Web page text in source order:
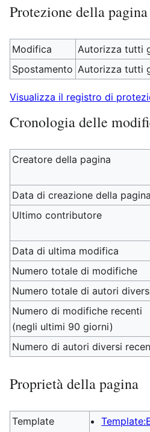
Protezione della pagina
Modifica
Autorizza tutti
Spostamento Autorizza tutti
Visualizza il registro di
Cronologia delle
Creatore della pagina
Data di creazione della pagina
Ultimo contributore
Data di ultima modifica
Numero totale di modifiche
Numero totale di autori
Numero di modifiche recenti
(negli ultimi 90 giorni)
Numero di autori diversi
Proprietà della pagina
Template